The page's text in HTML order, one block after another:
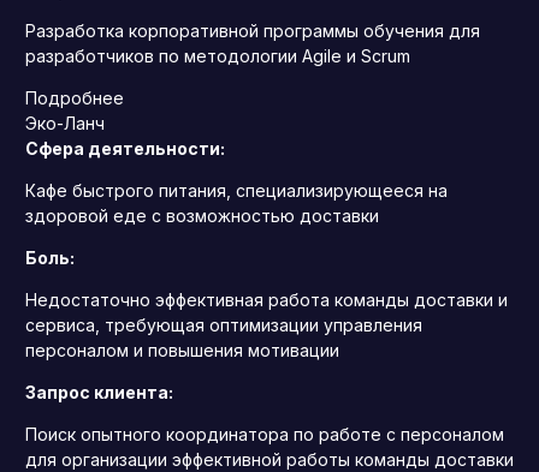
Разработка корпоративной программы обучения для
разработчиков по методологии Agile и Scrum
Подробнее
Эко-Ланч
Сфера деятельности:
Кафе быстрого питания, специализирующееся на
здоровой еде с возможностью доставки
Боль:
Недостаточно эффективная работа команды доставки и
сервиса, требующая оптимизации управления
персоналом и повышения мотивации
Запрос клиента:
Поиск опытного координатора по работе с персоналом
для организации эффективной работы команды доставки